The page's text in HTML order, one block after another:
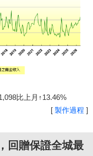
比上月↑13.46%
[ 製作過程 ]
回贈保證全城最